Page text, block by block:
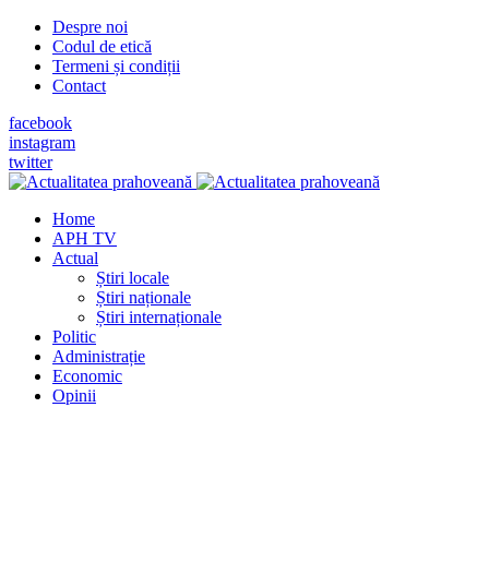
Despre noi
Codul de etică
Termeni și condiții
Contact
facebook
instagram
twitter
Home
APH TV
Actual
Știri locale
Știri naționale
Știri internaționale
Politic
Administrație
Economic
Opinii